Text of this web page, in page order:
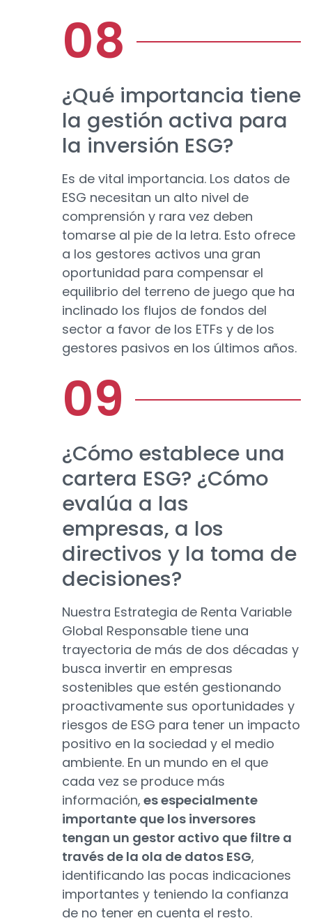
¿Qué importancia tiene
la gestión activa para
la inversión ESG?
Es de vital importancia. Los datos de
ESG necesitan un alto nivel de
comprensión y rara vez deben
tomarse al pie de la letra. Esto ofrece
a los gestores activos una gran
oportunidad para compensar el
equilibrio del terreno de juego que ha
inclinado los flujos de fondos del
sector a favor de los ETFs y de los
gestores pasivos en los últimos años.
¿Cómo establece una
cartera ESG? ¿Cómo
evalúa a las
empresas, a los
directivos y la toma de
decisiones?
Nuestra Estrategia de Renta Variable
Global Responsable tiene una
trayectoria de más de dos décadas y
busca invertir en empresas
sostenibles que estén gestionando
proactivamente sus oportunidades y
riesgos de ESG para tener un impacto
positivo en la sociedad y el medio
ambiente. En un mundo en el que
cada vez se produce más
información, es especialmente
importante que los inversores
tengan un gestor activo que filtre a
través de la ola de datos ESG,
identificando las pocas indicaciones
importantes y teniendo la confianza
de no tener en cuenta el resto.